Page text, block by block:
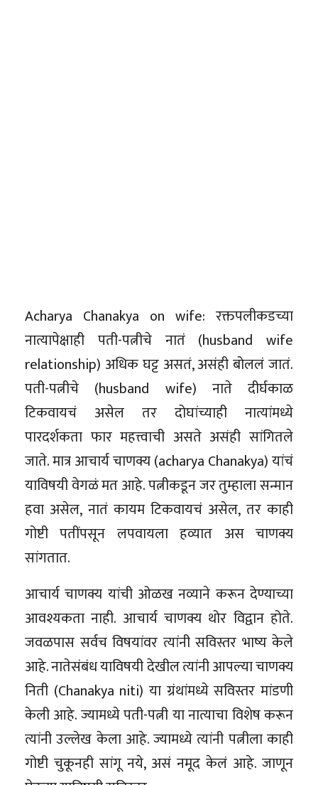
Acharya Chanakya on wife: रक्तपलीकडच्या
नात्यापेक्षाही पती-पत्नीचे नातं (husband wife
relationship) अधिक घट्ट असतं, असंही बोललं जातं.
पती-पत्नीचे (husband wife) नाते दीर्घकाळ
टिकवायचं असेल तर दोघांच्याही नात्यांमध्ये
पारदर्शकता फार महत्त्वाची असते असंही सांगितले
जाते. मात्र आचार्य चाणक्य (acharya Chanakya) यांचं
याविषयी वेगळं मत आहे. पत्नीकडून जर तुम्हाला सन्मान
हवा असेल, नातं कायम टिकवायचं असेल, तर काही
गोष्टी पतींपसून लपवायला हव्यात अस चाणक्य
सांगतात.
आचार्य चाणक्य यांची ओळख नव्याने करून देण्याच्या
आवश्यकता नाही. आचार्य चाणक्य थोर विद्वान होते.
जवळपास सर्वच विषयांवर त्यांनी सविस्तर भाष्य केले
आहे. नातेसंबंध याविषयी देखील त्यांनी आपल्या चाणक्य
निती (Chanakya niti) या ग्रंथांमध्ये सविस्तर मांडणी
केली आहे. ज्यामध्ये पती-पत्नी या नात्याचा विशेष करून
त्यांनी उल्लेख केला आहे. ज्यामध्ये त्यांनी पत्नीला काही
गोष्टी चुकूनही सांगू नये, असं नमूद केलं आहे. जाणून